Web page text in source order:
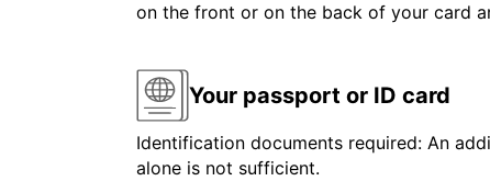
on the front or on the back of your card
Your passport or ID card
Identification documents required: An
alone is not sufficient.